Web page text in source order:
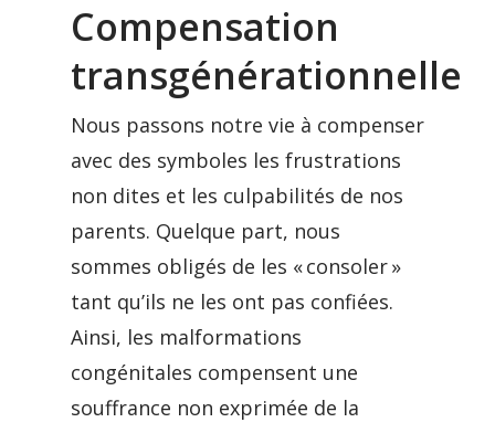
Compensation
transgénérationnelle
Nous passons notre vie à compenser
avec des symboles les frustrations
non dites et les culpabilités de nos
parents. Quelque part, nous
sommes obligés de les « consoler »
tant qu’ils ne les ont pas confiées.
Ainsi, les malformations
congénitales compensent une
souffrance non exprimée de la